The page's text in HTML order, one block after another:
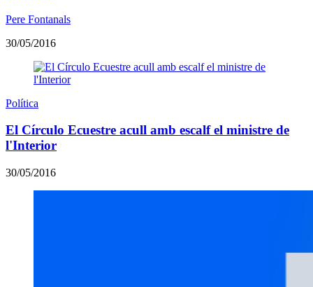
Pere Fontanals
30/05/2016
Política
El Círculo Ecuestre acull amb escalf el ministre de
l'Interior
30/05/2016